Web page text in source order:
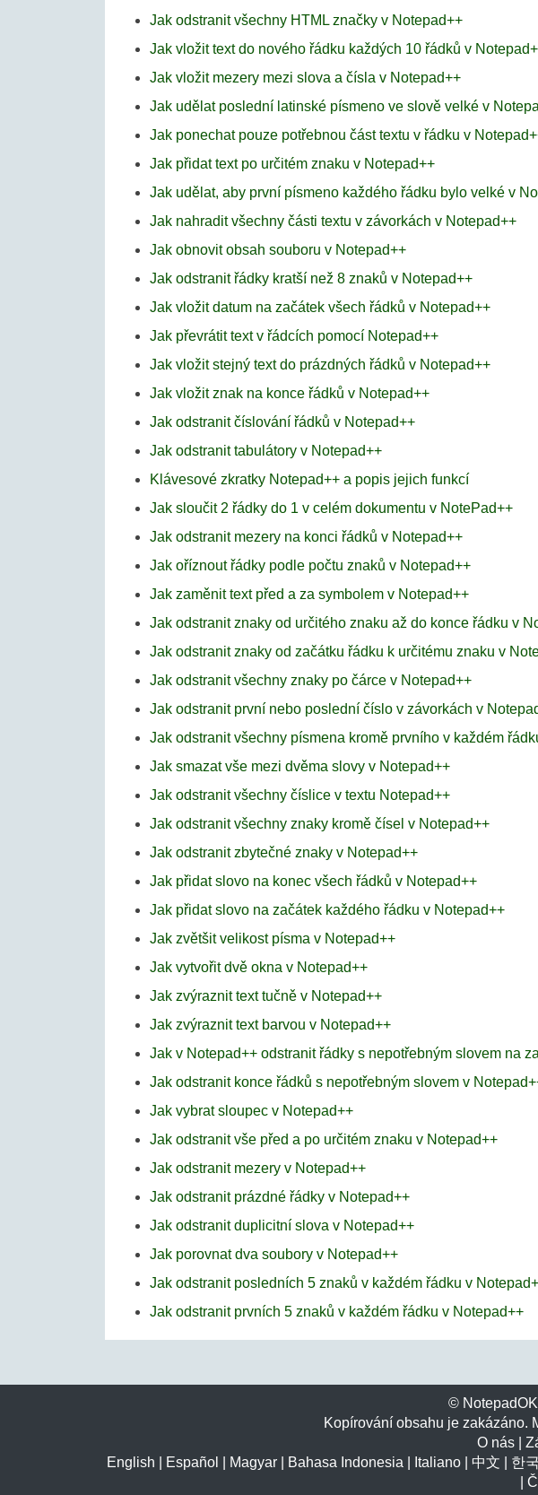
Jak odstranit všechny HTML značky v Notepad++
Jak vložit text do nového řádku každých 10 řádků v
Jak vložit mezery mezi slova a čísla v Notepad++
Jak udělat poslední latinské písmeno ve slově velké v
Jak ponechat pouze potřebnou část textu v řádku v
Jak přidat text po určitém znaku v Notepad++
Jak udělat, aby první písmeno každého řádku bylo velké v
Jak nahradit všechny části textu v závorkách v Notepad++
Jak obnovit obsah souboru v Notepad++
Jak odstranit řádky kratší než 8 znaků v Notepad++
Jak vložit datum na začátek všech řádků v Notepad++
Jak převrátit text v řádcích pomocí Notepad++
Jak vložit stejný text do prázdných řádků v Notepad++
Jak vložit znak na konce řádků v Notepad++
Jak odstranit číslování řádků v Notepad++
Jak odstranit tabulátory v Notepad++
Klávesové zkratky Notepad++ a popis jejich funkcí
Jak sloučit 2 řádky do 1 v celém dokumentu v NotePad++
Jak odstranit mezery na konci řádků v Notepad++
Jak oříznout řádky podle počtu znaků v Notepad++
Jak zaměnit text před a za symbolem v Notepad++
Jak odstranit znaky od určitého znaku až do konce řádku v
Jak odstranit znaky od začátku řádku k určitému znaku v
Jak odstranit všechny znaky po čárce v Notepad++
Jak odstranit první nebo poslední číslo v závorkách v
Jak odstranit všechny písmena kromě prvního v každém
Jak smazat vše mezi dvěma slovy v Notepad++
Jak odstranit všechny číslice v textu Notepad++
Jak odstranit všechny znaky kromě čísel v Notepad++
Jak odstranit zbytečné znaky v Notepad++
Jak přidat slovo na konec všech řádků v Notepad++
Jak přidat slovo na začátek každého řádku v Notepad++
Jak zvětšit velikost písma v Notepad++
Jak vytvořit dvě okna v Notepad++
Jak zvýraznit text tučně v Notepad++
Jak zvýraznit text barvou v Notepad++
Jak v Notepad++ odstranit řádky s nepotřebným slovem na
Jak odstranit konce řádků s nepotřebným slovem v
Jak vybrat sloupec v Notepad++
Jak odstranit vše před a po určitém znaku v Notepad++
Jak odstranit mezery v Notepad++
Jak odstranit prázdné řádky v Notepad++
Jak odstranit duplicitní slova v Notepad++
Jak porovnat dva soubory v Notepad++
Jak odstranit posledních 5 znaků v každém řádku v
Jak odstranit prvních 5 znaků v každém řádku v Notepad++
©
Kopírování obsahu je zakázáno.
O nás|
English
Español Magyar| Bahasa Indonesia Italiano| 中文 한